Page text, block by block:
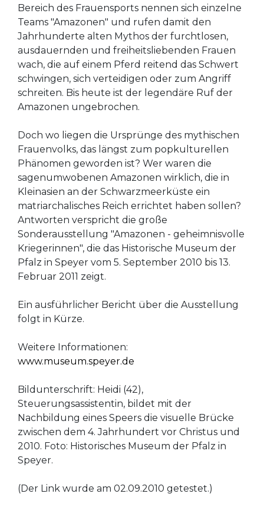
Bereich des Frauensports nennen sich einzelne
Teams "Amazonen" und rufen damit den
Jahrhunderte alten Mythos der furchtlosen,
ausdauernden und freiheitsliebenden Frauen
wach, die auf einem Pferd reitend das Schwert
schwingen, sich verteidigen oder zum Angriff
schreiten. Bis heute ist der legendäre Ruf der
Amazonen ungebrochen.
Doch wo liegen die Ursprünge des mythischen
Frauenvolks, das längst zum popkulturellen
Phänomen geworden ist? Wer waren die
sagenumwobenen Amazonen wirklich, die in
Kleinasien an der Schwarzmeerküste ein
matriarchalisches Reich errichtet haben sollen?
Antworten verspricht die große
Sonderausstellung "Amazonen - geheimnisvolle
Kriegerinnen", die das Historische Museum der
Pfalz in Speyer vom 5. September 2010 bis 13.
Februar 2011 zeigt.
Ein ausführlicher Bericht über die Ausstellung
folgt in Kürze.
Weitere Informationen:
www.museum.speyer.de
Bildunterschrift: Heidi (42),
Steuerungsassistentin, bildet mit der
Nachbildung eines Speers die visuelle Brücke
zwischen dem 4. Jahrhundert vor Christus und
2010. Foto: Historisches Museum der Pfalz in
Speyer.
(Der Link wurde am 02.09.2010 getestet.)